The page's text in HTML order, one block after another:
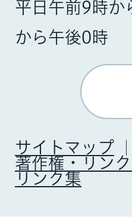
平日午前9時か
から午後0時
サイトマップ
著作権・リン
リンク集